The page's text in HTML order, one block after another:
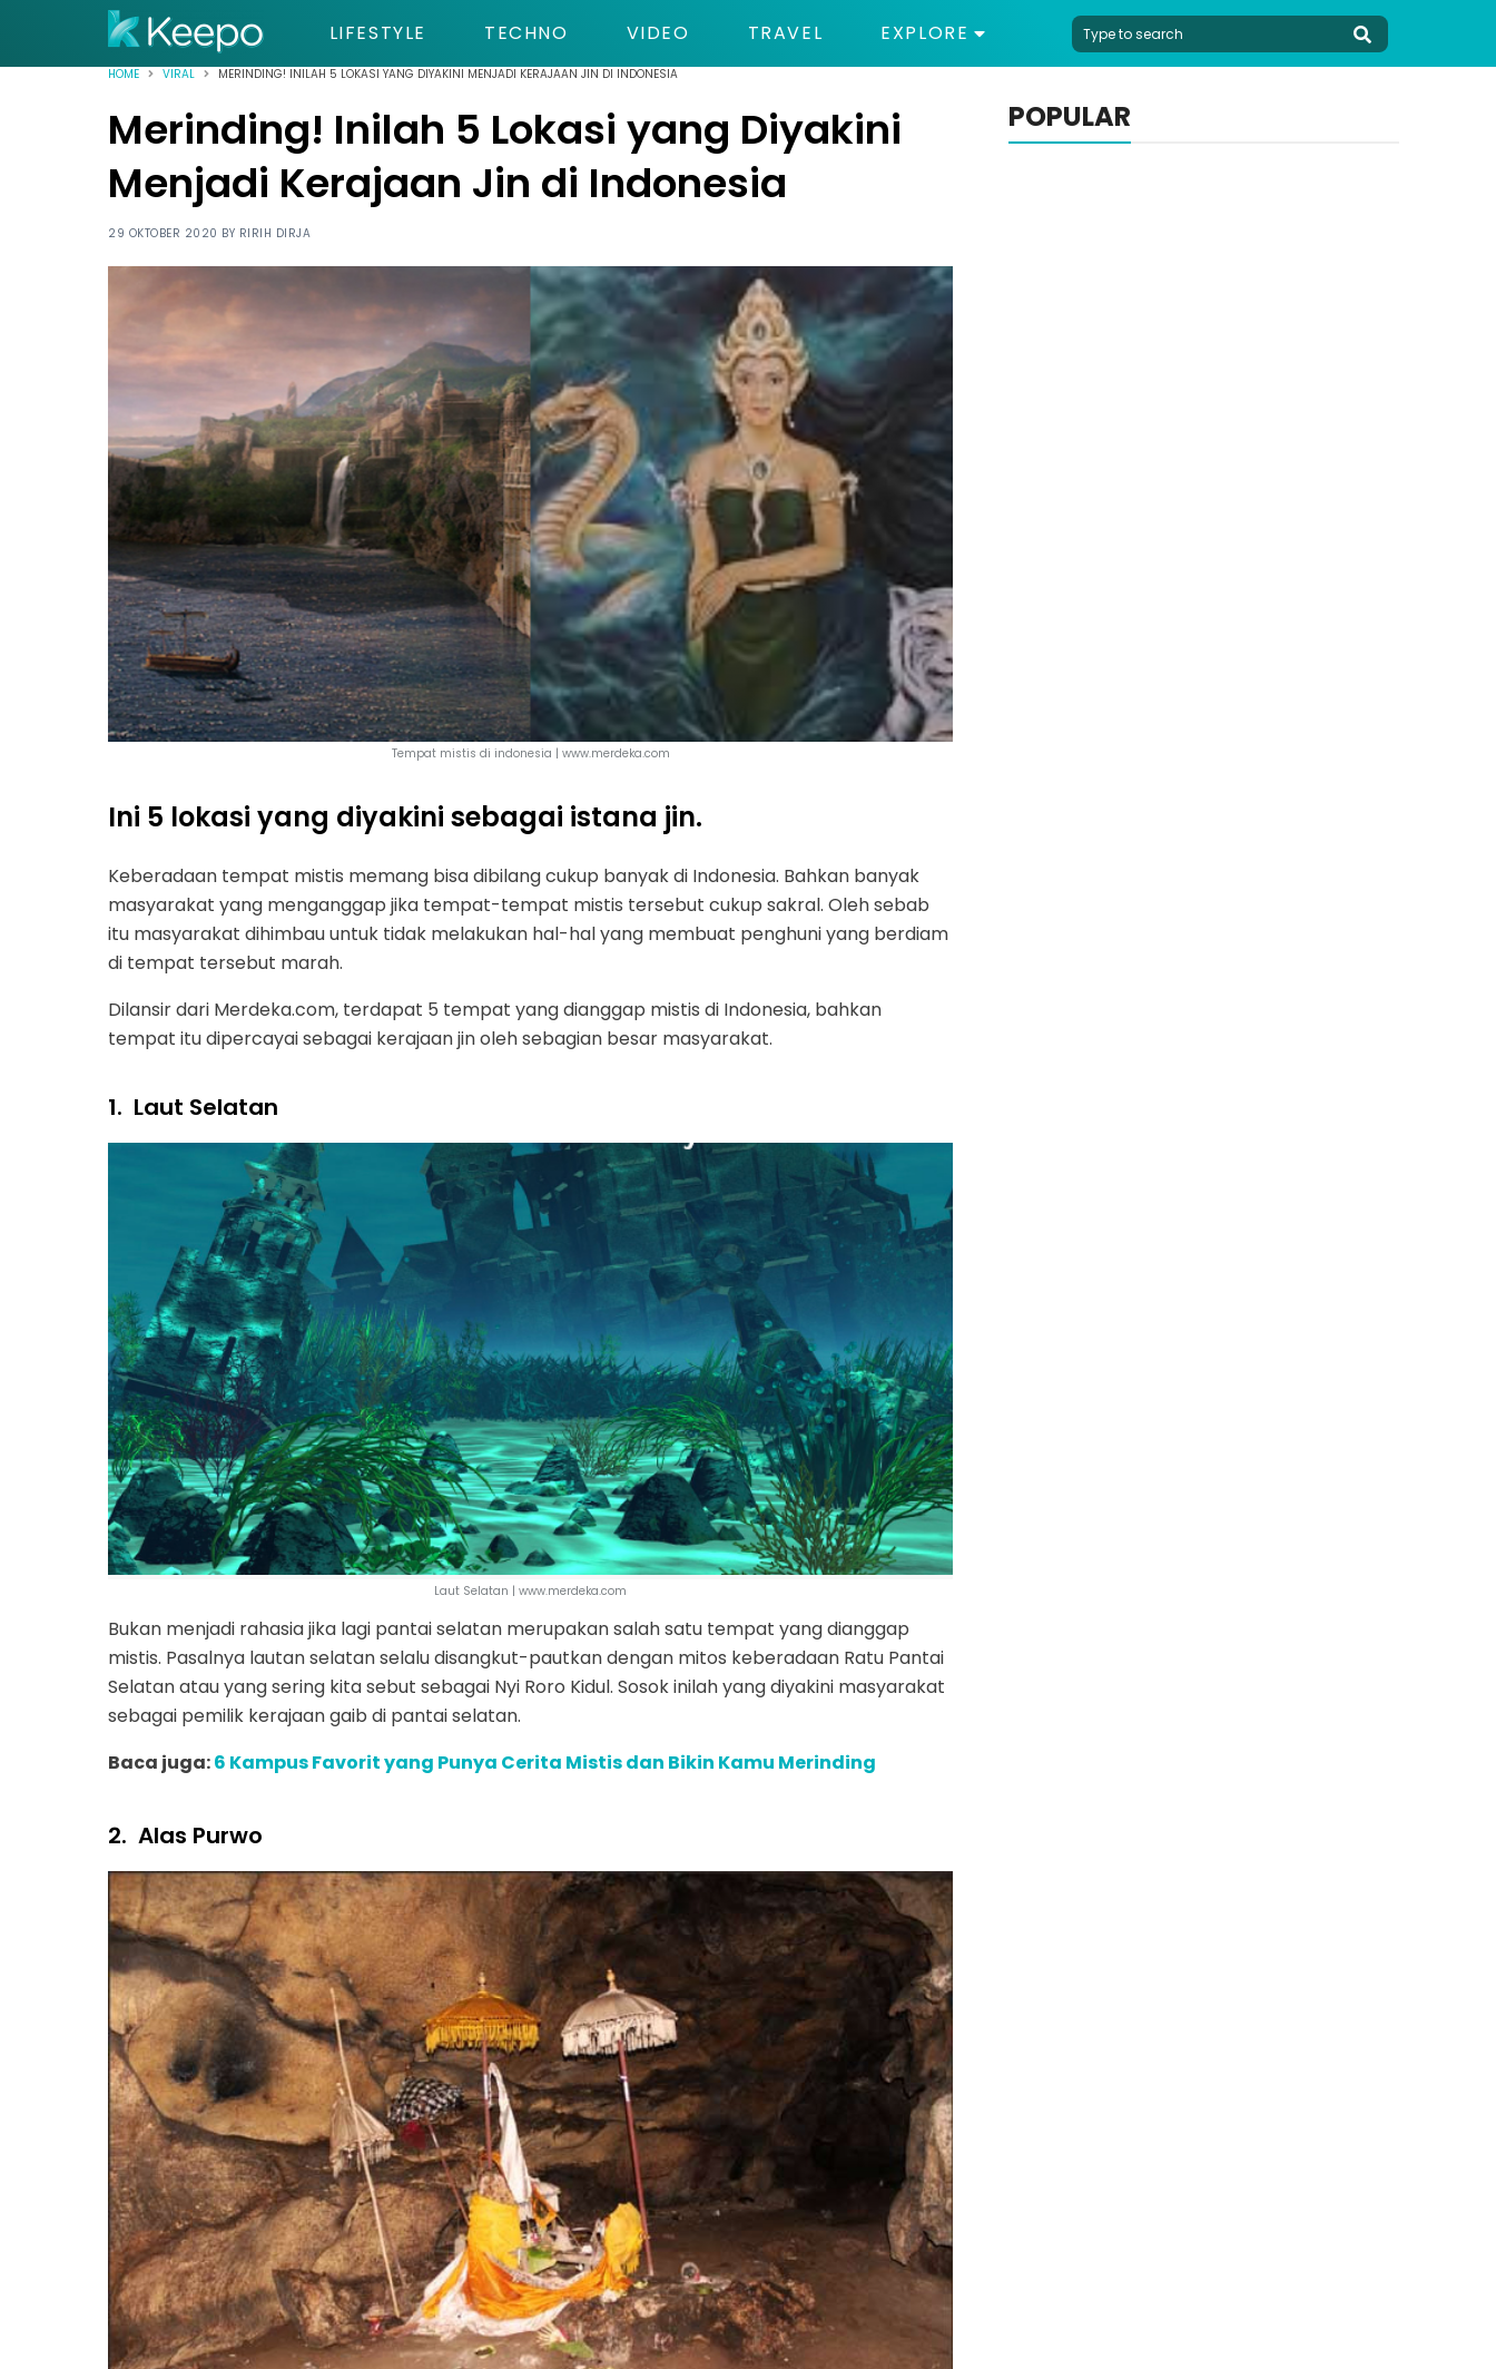
LIFESTYLE TECHNO VIDEO TRAVEL EXPLORE
HOME VIRAL MERINDING! INILAH 5 LOKASI YANG DIYAKINI MENJADI KERAJAAN JIN DI INDONESIA
Merinding! Inilah 5 Lokasi yang Diyakini
Menjadi Kerajaan Jin di Indonesia
29 OKTOBER 2020 BY RIRIH DIRJA
Tempat mistis di indonesia | www.merdeka.com
Ini 5 lokasi yang diyakini sebagai istana jin.
Keberadaan tempat mistis memang bisa dibilang cukup banyak di Indonesia. Bahkan banyak
masyarakat yang menganggap jika tempat-tempat mistis tersebut cukup sakral. Oleh sebab
itu masyarakat dihimbau untuk tidak melakukan hal-hal yang membuat penghuni yang berdiam
di tempat tersebut marah.
Dilansir dari Merdeka.com, terdapat 5 tempat yang dianggap mistis di Indonesia, bahkan
tempat itu dipercayai sebagai kerajaan jin oleh sebagian besar masyarakat.
1. Laut Selatan
Laut Selatan | www.merdeka.com
Bukan menjadi rahasia jika lagi pantai selatan merupakan salah satu tempat yang dianggap
mistis. Pasalnya lautan selatan selalu disangkut-pautkan dengan mitos keberadaan Ratu Pantai
Selatan atau yang sering kita sebut sebagai Nyi Roro Kidul. Sosok inilah yang diyakini masyarakat
sebagai pemilik kerajaan gaib di pantai selatan.
Baca juga:6 Kampus Favorit yang Punya Cerita Mistis dan Bikin Kamu Merinding
2. Alas Purwo
POPULAR